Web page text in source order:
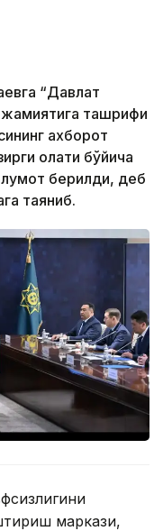
“Давлат
жамиятига ташрифи
ахборот
ҳолати бўйича
берилди, деб
таяниб.
маркази,